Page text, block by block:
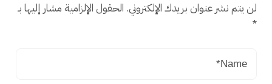
لن يتم نشر عنوان بريدك الإلكتروني. الحقول الإلزامية مشار إليها بـ
*